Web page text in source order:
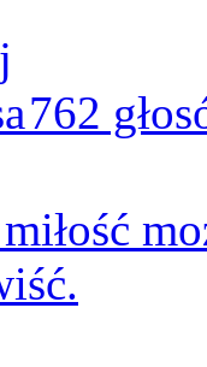
762